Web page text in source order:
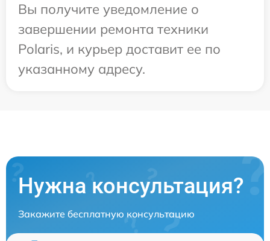
Вы получите уведомление о
завершении ремонта техники
Polaris, и курьер доставит ее по
указанному адресу.
Нужна консультация?
Закажите бесплатную консультацию